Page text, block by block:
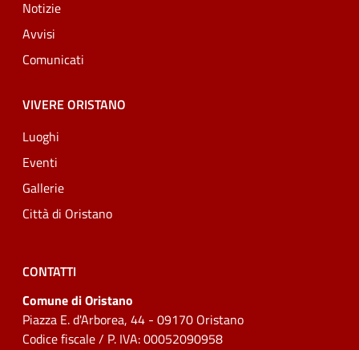
Notizie
Avvisi
Comunicati
VIVERE ORISTANO
Luoghi
Eventi
Gallerie
Città di Oristano
CONTATTI
Comune di Oristano
Piazza E. d'Arborea, 44 - 09170 Oristano
Codice fiscale / P. IVA: 00052090958